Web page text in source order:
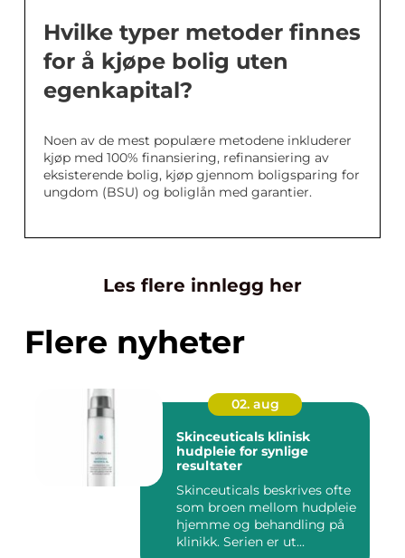
Hvilke typer metoder finnes
for å kjøpe bolig uten
egenkapital?
Noen av de mest populære metodene inkluderer
kjøp med 100% finansiering, refinansiering av
eksisterende bolig, kjøp gjennom boligsparing for
ungdom (BSU) og boliglån med garantier.
Les flere innlegg her
Flere nyheter
02. aug
Skinceuticals klinisk
hudpleie for synlige
resultater
Skinceuticals beskrives ofte
som broen mellom hudpleie
hjemme og behandling på
klinikk. Serien er ut...